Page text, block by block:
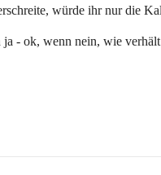
würde ihr nur die
ja - ok, wenn nein, wie